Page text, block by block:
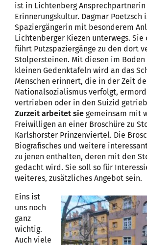
ist in Lichtenberg
Erinnerungskultur. Dagmar Poetzsch
Spaziergängerin mit besonderem
Lichtenberger Kiezen unterwegs.
führt Putzspaziergänge zu den dort
Stolpersteinen. Mit diesen im Boden
kleinen Gedenktafeln wird an das
Menschen erinnert, die in der Zeit
Nationalsozialismus verfolgt,
vertrieben oder in den Suizid
Zurzeit arbeitet sie gemeinsam mit
Freiwilligen an einer Broschüre zu
Karlshorster Prinzenviertel. Die
Biografisches und weitere
zu jenen enthalten, deren mit den
gedacht wird. Sie soll so für
weiteres, zusätzliches Angebot sein.
Eins ist
uns noch
ganz
wichtig.
Auch viele